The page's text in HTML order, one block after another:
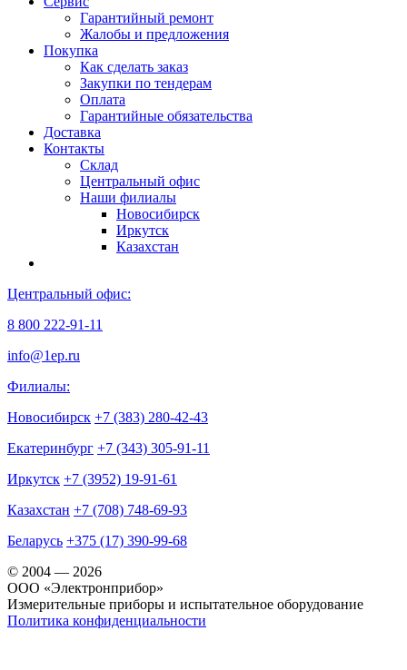
Гарантийный ремонт
Жалобы и предложения
Покупка
Как сделать заказ
Закупки по тендерам
Оплата
Гарантийные обязательства
Доставка
Контакты
Склад
Центральный офис
Наши филиалы
Новосибирск
Иркутск
Казахстан
Центральный офис:
8 800 222-91-11
info@1ep.ru
Филиалы:
Новосибирск +7 (383) 280-42-43
Екатеринбург +7 (343) 305-91-11
Иркутск +7 (3952) 19-91-61
Казахстан +7 (708) 748-69-93
Беларусь +375 (17) 390-99-68
© 2004 — 2026
OOO «Электронприбор»
Измерительные приборы и испытательное оборудование
Политика конфиденциальности